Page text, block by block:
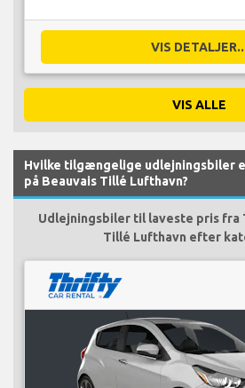
VIS
VIS ALLE
Hvilke tilgængelige udlejningsbiler
på Beauvais Tillé Lufthavn?
Udlejningsbiler til laveste pris fra
Tillé Lufthavn efter